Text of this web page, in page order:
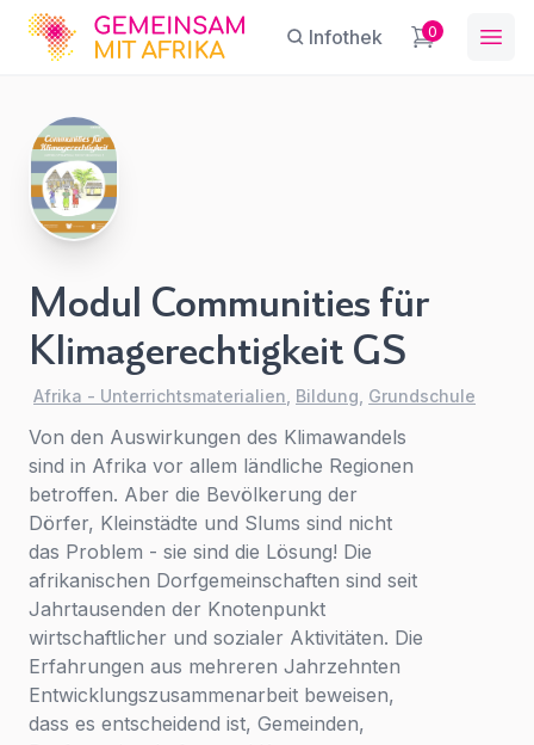
GFA Infothek 0
Modul Communities für
Klimagerechtigkeit GS
Afrika - Unterrichtsmaterialien Bildung Grundschule
Von den Auswirkungen des Klimawandels
sind in Afrika vor allem ländliche Regionen
betroffen. Aber die Bevölkerung der
Dörfer, Kleinstädte und Slums sind nicht
das Problem - sie sind die Lösung! Die
afrikanischen Dorfgemeinschaften sind seit
Jahrtausenden der Knotenpunkt
wirtschaftlicher und sozialer Aktivitäten. Die
Erfahrungen aus mehreren Jahrzehnten
Entwicklungszusammenarbeit beweisen,
dass es entscheidend ist, Gemeinden,
E-Mail*
Betreff*
Nachricht
Modul
Communities für
Klimagerechtigkeit
Afrika -
Unterrichtsmaterialien
, Bildung , Grundschule
Für
den
Zugriff
anmelden
Last Name*
E-Mail-Adresse
Land *
Wählen Sie Ihr Land...
Bundesland / Landkreis
Wählen Sie Ihr Bundesland...
Abonnieren Sie unseren Newsletter